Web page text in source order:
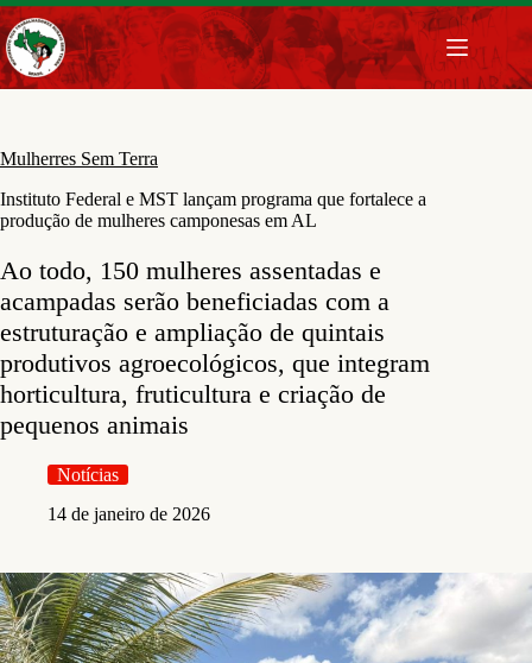
Pular
para
o
conteúdo
Mulherres Sem Terra
Instituto Federal e MST lançam programa que fortalece a
produção de mulheres camponesas em AL
Ao todo, 150 mulheres assentadas e
acampadas serão beneficiadas com a
estruturação e ampliação de quintais
produtivos agroecológicos, que integram
horticultura, fruticultura e criação de
pequenos animais
Notícias
14 de janeiro de 2026